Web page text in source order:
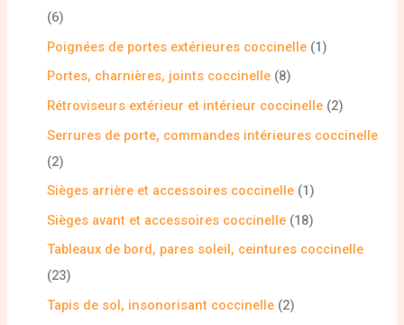
6
Poignées de portes extérieures coccinelle 1
Portes, charnières, joints coccinelle 8
Rétroviseurs extérieur et intérieur coccinelle 2
Serrures de porte, commandes intérieures coccinelle
2
Sièges arrière et accessoires coccinelle 1
Sièges avant et accessoires coccinelle 18
Tableaux de bord, pares soleil, ceintures coccinelle
23
Tapis de sol, insonorisant coccinelle 2